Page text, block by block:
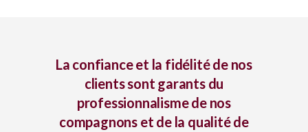
La confiance et la fidélité de nos
clients sont garants du
professionnalisme de nos
compagnons et de la qualité de